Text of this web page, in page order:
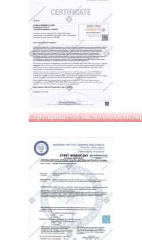
Сертификат об экологичности